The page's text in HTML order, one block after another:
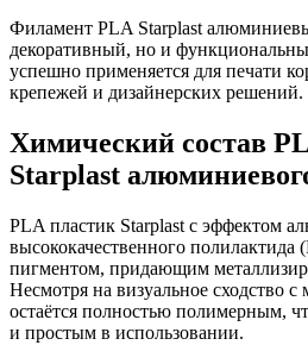
Филамент PLA Starplast
декоративный, но и
успешно применяется для печати
крепежей и дизайнерских решений.
Химический состав
Starplast
PLA пластик Starplast с эффектом
высококачественного
пигментом, придающим
Несмотря на визуальное сходство с
остаётся полностью полимерным,
и простым в использовании.